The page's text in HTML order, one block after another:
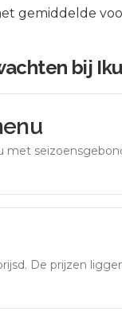
gemiddelde
bij
met
. De prijzen